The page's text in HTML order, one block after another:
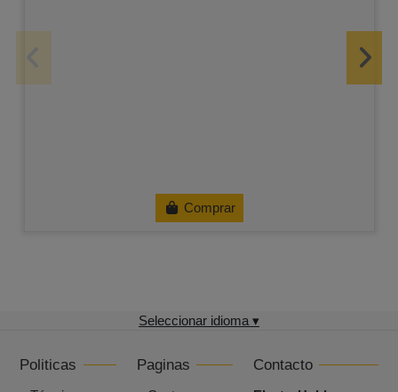
Comprar
Seleccionar idioma ▾
Politicas Paginas Contacto